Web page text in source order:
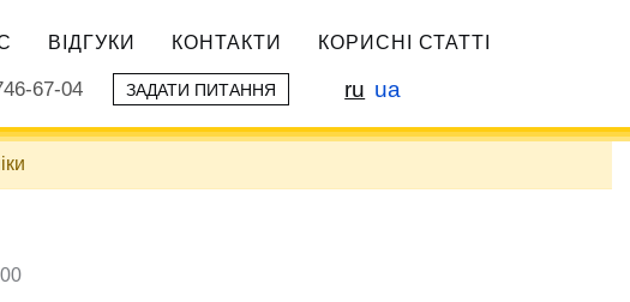
ВІДГУКИ КОНТАКТИ КОРИСНІ СТАТТІ
67-04 ЗАДАТИ ПИТАННЯ ru ua